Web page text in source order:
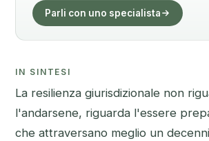
Parli con uno specialista
IN SINTESI
La resilienza giurisdizionale non
l'andarsene, riguarda l'essere
che attraversano meglio un